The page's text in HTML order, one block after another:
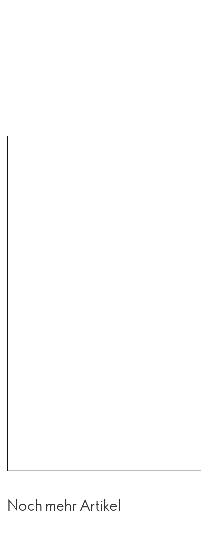
Noch mehr Artikel